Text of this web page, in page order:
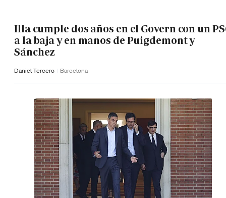
Illa cumple dos años en el Govern con un
a la baja y en manos de Puigdemont y
Sánchez
Daniel Tercero Barcelona